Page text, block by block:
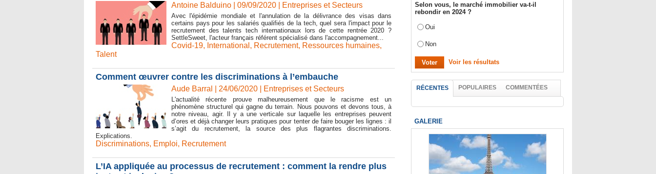
Antoine Balduino | 09/09/2020 Entreprises et Secteurs
Avec l'épidémie mondiale et l'annulation de la délivrance des visas dans
certains pays pour les salariés qualifiés de la tech, quel sera l'impact pour le
recrutement des talents tech internationaux lors de cette rentrée 2020 ?
SettleSweet, l'acteur français référent spécialisé dans l'accompagnement...
Covid-19, International , Recrutement, Ressources humaines,
Talent
Comment œuvrer contre les discriminations à l’embauche
Aude Barral | 24/06/2020 Entreprises et Secteurs
L'actualité récente prouve malheureusement que le racisme est un
phénomène structurel qui gagne du terrain. Nous pouvons et devons tous, à
notre niveau, agir. Il y a une verticale sur laquelle les entreprises peuvent
d’ores et déjà changer leurs pratiques pour tenter de faire bouger les lignes : il
s’agit du recrutement, la source des plus flagrantes discriminations.
Explications.
Discriminations, Emploi, Recrutement
L’IA appliquée au processus de recrutement : comment la rendre plus
Selon vous, le marché immobilier va-t-il
rebondir en 2024 ?
Oui
Non
Voir les résultats
RÉCENTES POPULAIRES COMMENTÉES
GALERIE